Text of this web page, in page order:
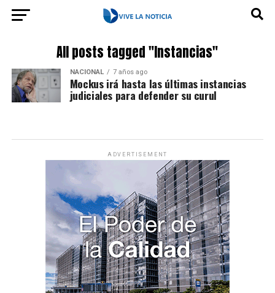
All posts tagged "Instancias"
NACIONAL 7 años ago
Mockus irá hasta las últimas instancias
judiciales para defender su curul
ADVERTISEMENT